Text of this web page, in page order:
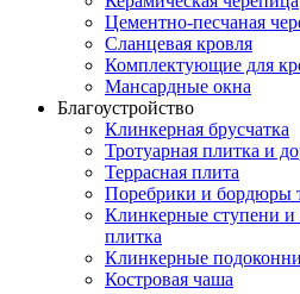
Цементно-песчаная
Сланцевая кровля
Комплектующие для
Мансардные окна
Благоустройство
Клинкерная брусчатка
Тротуарная плитка и
Террасная плита
Поребрики и бордюры
Клинкерные ступени и
плитка
Клинкерные
Костровая чаша